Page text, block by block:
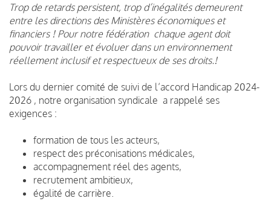
Trop de retards persistent, trop d’inégalités demeurent
entre les directions des Ministères économiques et
financiers ! Pour notre fédération chaque agent doit
pouvoir travailler et évoluer dans un environnement
réellement inclusif et respectueux de ses droits.!
Lors du dernier comité de suivi de l’accord Handicap 2024-
2026 , notre organisation syndicale a rappelé ses
exigences :
formation de tous les acteurs,
respect des préconisations médicales,
accompagnement réel des agents,
recrutement ambitieux,
égalité de carrière.